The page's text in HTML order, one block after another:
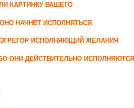
КАРТИНКУ ВАШЕГО
НАЧНЕТ ИСПОЛНЯТЬСЯ
ИСПОЛНЯЮЩИЙ ЖЕЛАНИЯ
ОНИ ДЕЙСТВИТЕЛЬНО ИСПОЛНЯЮТСЯ